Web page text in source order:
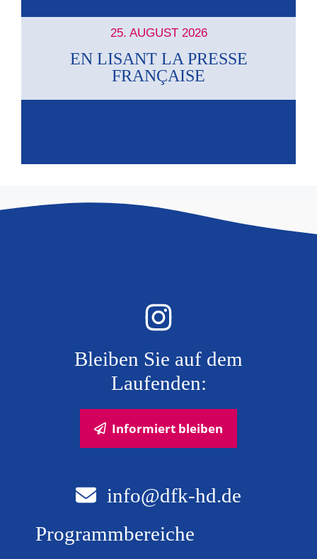
25. AUGUST 2026
EN LISANT LA PRESSE
FRANÇAISE
Bleiben Sie auf dem
Laufenden:
Informiert bleiben
info@dfk-hd.de
Programmbereiche